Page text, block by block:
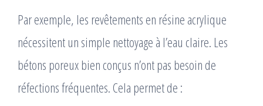
Par exemple, les revêtements en résine acrylique
nécessitent un simple nettoyage à l’eau claire. Les
bétons poreux bien conçus n’ont pas besoin de
réfections fréquentes. Cela permet de :